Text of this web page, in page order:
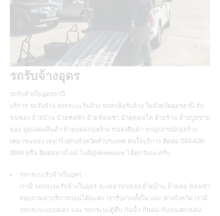
รถรับจ้างอุดร
รถรับจ้างในอุดรธานี
บริการ รถรับจ้าง รถกระบะรับจ้าง รถหกล้อรับจ้าง ในจังหวัดอุดรธานี รับ
ขนของ ย้ายบ้าน ย้ายหอพัก ย้ายห้องเช่า ย้ายคอนโด ย้ายร้าน ย้ายบูธขาย
ของ บูธแสดงสินค้า ย้ายแคมก่อสร้าง ขนส่งสินค้า ขนอุปกรณ์ก่อสร้าง
เหมาขนของ เหมาไปต่างจังหวัดทั่วประเทศ สนใจบริการ ติดต่อ 094-438-
9999 หรือ ติดต่อทางไลน์ ไอดี@dinomove ได้ทุกวันนะครับ
รถกระบะรับจ้างในอุดร
เรามี รถกระบะรับจ้างในอุดร จะเหมาขนของ ย้ายบ้าน ย้ายหอ ห้องเช่า
สอบถามค่าบริการก่อนได้นะค่ะ เรารับงานทั้งใน และ ต่างจังหวัด เรามี
รถกระบะแบบคอก และ รถกระบะตู้ทึบ กันน้ำ กันฝน กันของตกหล่น